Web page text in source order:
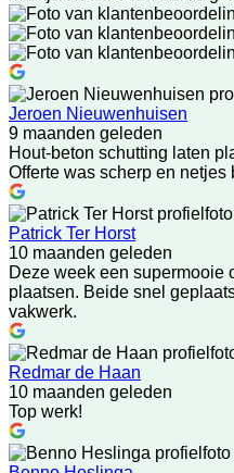
Jeroen Nieuwenhuisen
9 maanden geleden
Hout-beton schutting laten
Offerte was scherp en
Patrick Ter Horst
10 maanden geleden
Deze week een supermooie
plaatsen. Beide snel
vakwerk.
Redmar de Haan
10 maanden geleden
Top werk!